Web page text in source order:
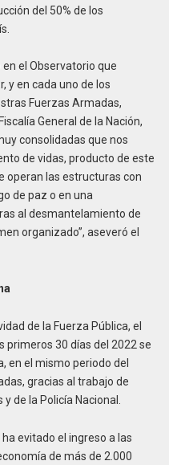
del 50% de los
el Observatorio que
y en cada uno de los
Fuerzas Armadas,
General de la Nación,
consolidadas que nos
de vidas, producto de este
operan las estructuras con
de paz o en una
al desmantelamiento de
organizado”, aseveró el
de la Fuerza Pública, el
primeros 30 días del 2022 se
en el mismo periodo del
gracias al trabajo de
de la Policía Nacional.
evitado el ingreso a las
de más de 2.000